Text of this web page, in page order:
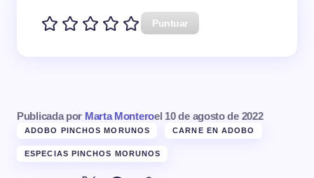
Puntuar
Publicada por Marta Monteroel 10 de agosto de 2022
ADOBO PINCHOS MORUNOS CARNE EN ADOBO
ESPECIAS PINCHOS MORUNOS